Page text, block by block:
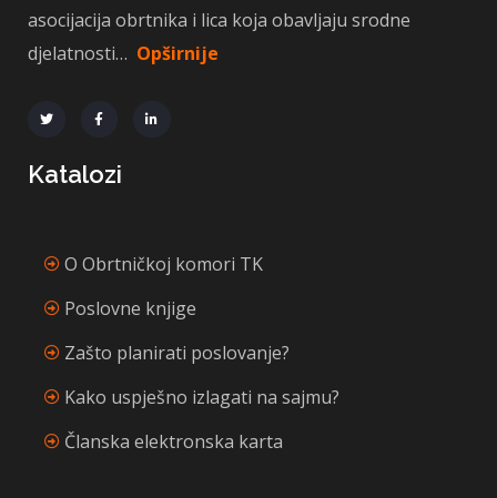
asocijacija obrtnika i lica koja obavljaju srodne
djelatnosti… Opširnije
Katalozi
O Obrtničkoj komori TK
Poslovne knjige
Zašto planirati poslovanje?
Kako uspješno izlagati na sajmu?
Članska elektronska karta